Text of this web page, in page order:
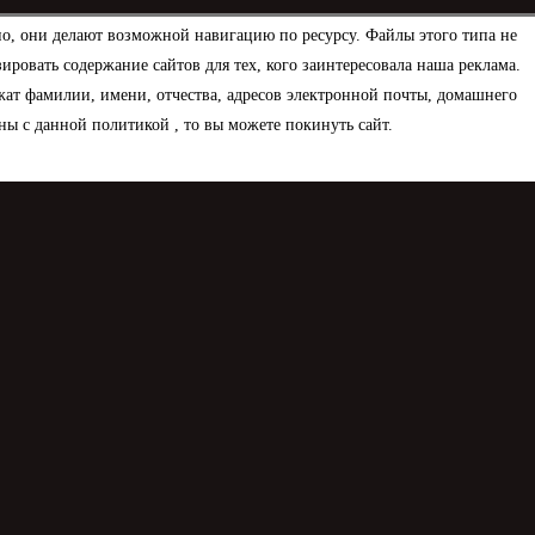
они делают возможной навигацию по ресурсу. Файлы этого типа не
содержание сайтов для тех, кого заинтересовала наша реклама.
фамилии, имени, отчества, адресов электронной почты, домашнего
с данной политикой , то вы можете покинуть сайт.